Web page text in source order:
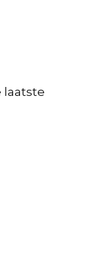
laatste